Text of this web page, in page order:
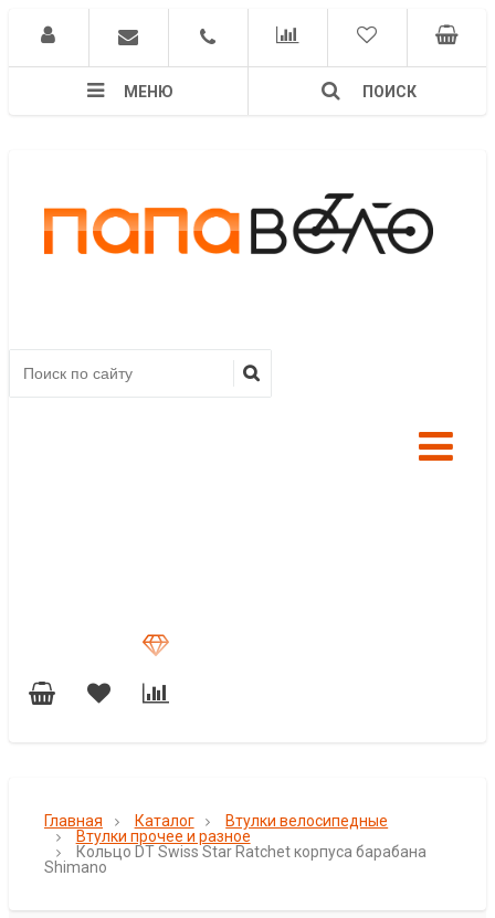
МЕНЮ ПОИСК
Главная Каталог
Втулки велосипедные
Втулки прочее и разное
Кольцо DT Swiss Star Ratchet корпуса барабана
Shimano